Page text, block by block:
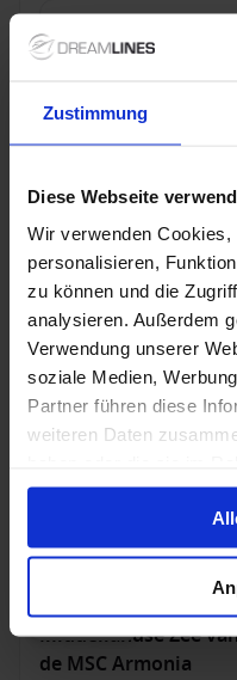
Zustimmung
Diese Webseite
Wir verwenden
personalisieren,
zu können und die
analysieren. Außerdem
Verwendung unserer
soziale Medien,
Partner führen diese
weiteren Daten
gesammelt haben.
€ 42.999p.p. €
Artania
Van Hamburg Naar
Artania
Volpension
23 dec. 2027 180
Middellandse Zee
de MSC Armonia